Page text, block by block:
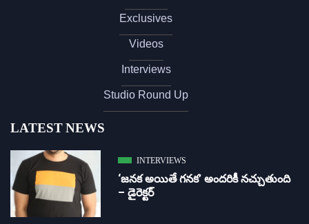
Exclusives
Videos
Interviews
Studio Round Up
LATEST NEWS
INTERVIEWS
‘జ‌న‌క అయితే గ‌న‌క‌’ అందరికీ నచ్చుతుంది
– డైరెక్ట‌ర్